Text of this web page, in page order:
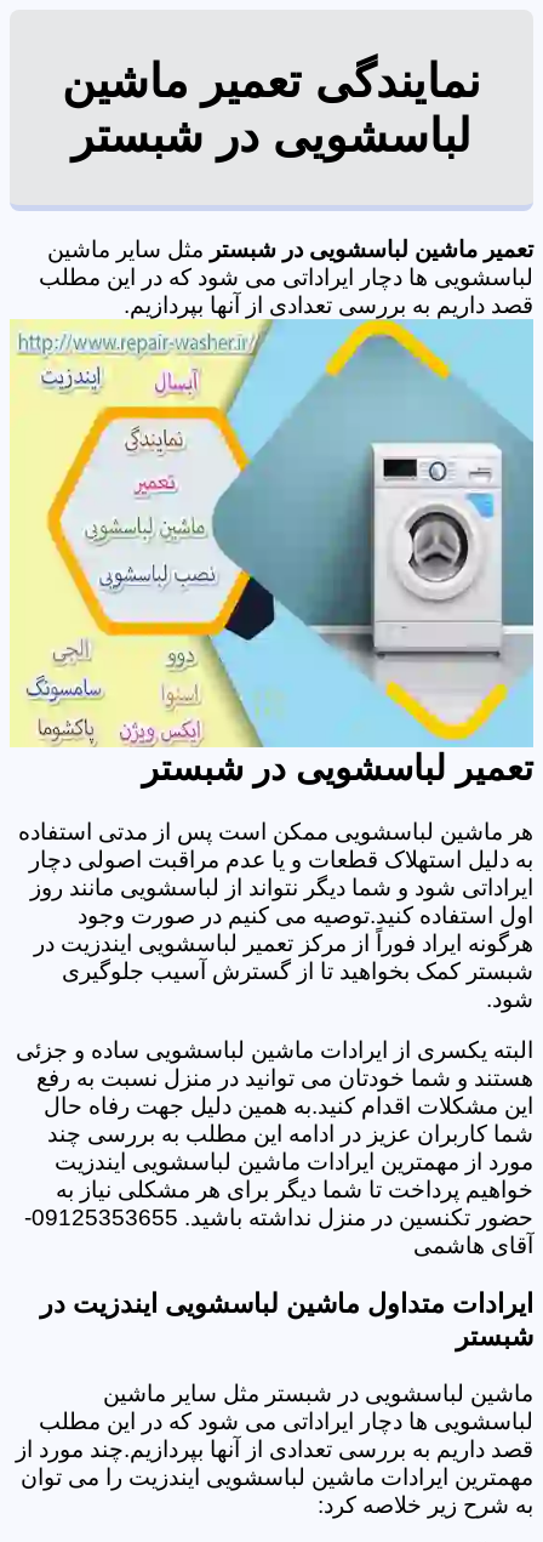
نمایندگی تعمیر ماشین
لباسشویی در شبستر
تعمیر ماشین لباسشویی در شبستر مثل سایر ماشین
لباسشویی ها دچار ایراداتی می شود که در این مطلب
قصد داریم به بررسی تعدادی از آنها بپردازیم.
تعمیر لباسشویی در شبستر
هر ماشین لباسشویی ممکن است پس از مدتی استفاده
به دلیل استهلاک قطعات و یا عدم مراقبت اصولی دچار
ایراداتی شود و شما دیگر نتواند از لباسشویی مانند روز
اول استفاده کنید.توصیه می کنیم در صورت وجود
هرگونه ایراد فوراً از مرکز تعمیر لباسشویی ایندزیت در
شبستر کمک بخواهید تا از گسترش آسیب جلوگیری
شود.
البته یکسری از ایرادات ماشین لباسشویی ساده و جزئی
هستند و شما خودتان می توانید در منزل نسبت به رفع
این مشکلات اقدام کنید.به همین دلیل جهت رفاه حال
شما کاربران عزیز در ادامه این مطلب به بررسی چند
مورد از مهمترین ایرادات ماشین لباسشویی ایندزیت
خواهیم پرداخت تا شما دیگر برای هر مشکلی نیاز به
حضور تکنسین در منزل نداشته باشید. 09125353655-
آقای هاشمی
ایرادات متداول ماشین لباسشویی ایندزیت در
شبستر
ماشین لباسشویی در شبستر مثل سایر ماشین
لباسشویی ها دچار ایراداتی می شود که در این مطلب
قصد داریم به بررسی تعدادی از آنها بپردازیم.چند مورد از
مهمترین ایرادات ماشین لباسشویی ایندزیت را می توان
به شرح زیر خلاصه کرد: